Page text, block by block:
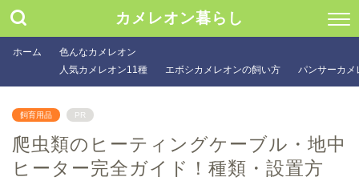
カメレオン暮らし
ホーム
色んなカメレオン
人気カメレオン11種
エボシカメレオンの飼い方 パンサーカメ
飼育用品 PR
爬虫類のヒーティングケーブル・地中
ヒーター完全ガイド！種類・設置方